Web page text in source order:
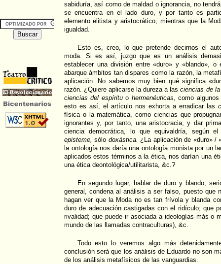
sabiduría, así como de maldad o ignorancia, no
se encuentra en el lado duro, y por tanto es
elemento elitista y aristocrático, mientras que la
igualdad.
Esto es, creo, lo que pretende decirnos el
moda. Si es así, juzgo que es un análisis
establecer una división entre «duro» y «blando», o
abarque ámbitos tan dispares como la razón, la
aplicación. No sabemos muy bien qué significa
razón. ¿Quiere aplicarse la dureza a lasciencias de
ciencias del espírituo hermenéuticas, como algunos
esto es así, el artículo nos exhorta a erradicar las
física o la matemática, como ciencias que
ignorantes y, por tanto, una aristocracia, y dar
ciencia democrática, lo que equivaldría, según
episteme, sólo doxástica. ¿La aplicación de «duro» /
la ontología nos daría una ontología monista por un
aplicados estos términos a la ética, nos darían una
una ética deontológica/utilitarista, &c.?
En segundo lugar, hablar de duro y blando,
general, condena al análisis a ser falso, puesto que
hagan ver que la Moda no es tan frívola y blanda
duro de adecuación castigadas con el ridículo; que
rivalidad; que puede ir asociada a ideologías más o
mundo de las llamadas contraculturas), &c.
Todo esto lo veremos algo más
conclusión será que los análisis de Eduardo no son
de los análisis metafísicos de las vanguardias.